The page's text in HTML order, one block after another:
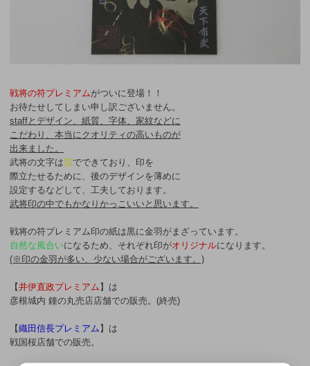
戦将の符プレミアムがついに登場！！
お待たせしてしまい申し訳ございません。
staffとデザイン、紙質、字体、家紋などに
こだわり、本当にクオリティの高いものが
出来ました。
武将の文字は箔でできており、印を
際立たせるために、後のデザインを薄めに
設定するなどして、工夫しております。
武将印の中でもかなりかっこいいと思います。
戦将の符プレミアム印の紙は黒に金羽がまざっています。
自然な風合いになるため、それぞれ印がオリジナルになります。
(※印の金羽が多い、少ない場合がございます。)
【井伊直政プレミアム 】は
彦根城内 鐘の丸売店店舗での販売。(終売)
【織田信長プレミアム 】は
戦国桜店舗での販売。